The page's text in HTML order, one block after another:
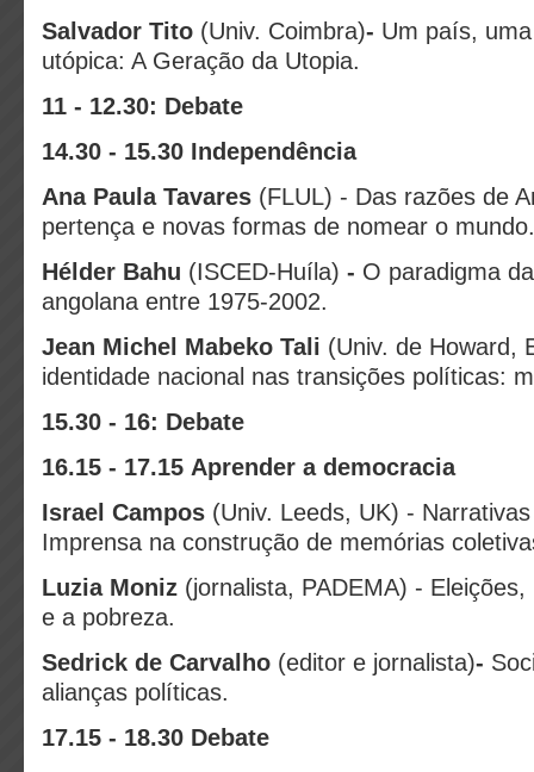
Salvador Tito (Univ. Coimbra)- Um país, uma
utópica: A Geração da Utopia.
11 - 12.30: Debate
14.30 - 15.30 Independência
Ana Paula Tavares (FLUL) - Das razões de
pertença e novas formas de nomear o
Hélder Bahu (ISCED-Huíla) - O paradigma
angolana entre 1975-2002.
Jean Michel Mabeko Tali (Univ. de Howard,
identidade nacional nas transições políticas:
15.30 - 16: Debate
16.15 - 17.15 Aprender a democracia
Israel Campos (Univ. Leeds, UK) -
Imprensa na construção de memórias
Luzia Moniz (jornalista, PADEMA) -
e a pobreza.
Sedrick de Carvalho (editor e jornalista)-
alianças políticas.
17.15 - 18.30 Debate